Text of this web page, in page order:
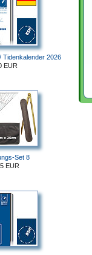
Tidenkalender 2026
EUR
Set 8
EUR